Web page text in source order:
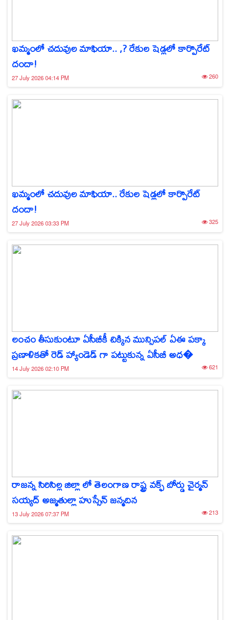
ఖమ్మంలో చదువుల మాఫియా.. ,? రేకుల షెడ్లలో కార్పొరేట్
దందా!
27 July 2026 04:14 PM 260
ఖమ్మంలో చదువుల మాఫియా.. రేకుల షెడ్లలో కార్పొరేట్
దందా!
27 July 2026 03:33 PM 325
లంచం తీసుకుంటూ ఏసీబీకీ చిక్కిన మున్సిపల్ ఏఈ పక్కా
ప్రణాళికతో రెడ్ హ్యాండెడ్ గా పట్టుకున్న ఏసీబీ అధ�
14 July 2026 02:10 PM 621
రాజన్న సిరిసిల్ల జిల్లా లో తెలంగాణ రాష్ట్ర వక్ఫ్ బోర్డు చైర్మన్
సయ్యద్ అజ్మతుల్లా హుస్సేన్ జన్మదిన
13 July 2026 07:37 PM 213